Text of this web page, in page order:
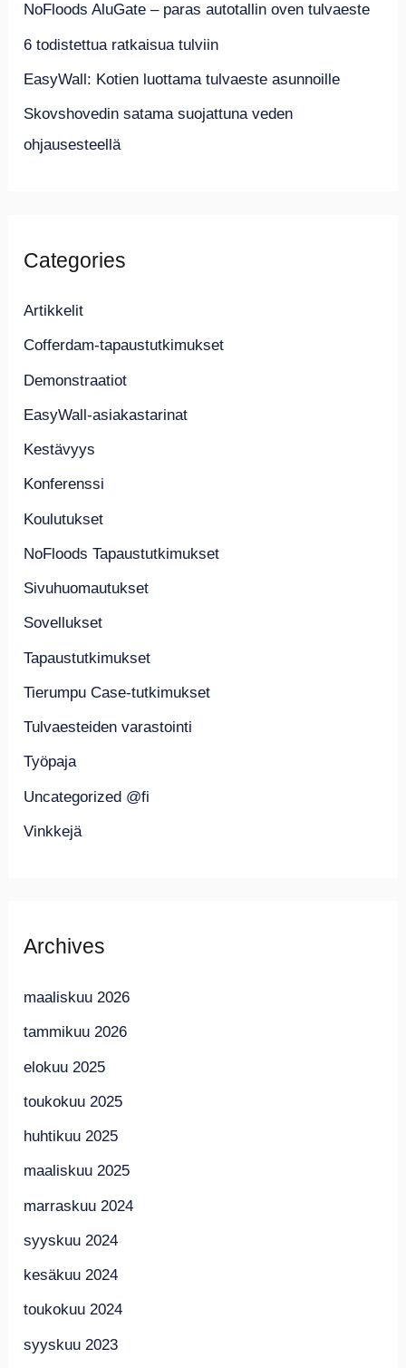
r
:
NoFloods AluGate – paras autotallin oven tulvaeste
6 todistettua ratkaisua tulviin
EasyWall: Kotien luottama tulvaeste asunnoille
Skovshovedin satama suojattuna veden
ohjausesteellä
Categories
Artikkelit
Cofferdam-tapaustutkimukset
Demonstraatiot
EasyWall-asiakastarinat
Kestävyys
Konferenssi
Koulutukset
NoFloods Tapaustutkimukset
Sivuhuomautukset
Sovellukset
Tapaustutkimukset
Tierumpu Case-tutkimukset
Tulvaesteiden varastointi
Työpaja
Uncategorized @fi
Vinkkejä
Archives
maaliskuu 2026
tammikuu 2026
elokuu 2025
toukokuu 2025
huhtikuu 2025
maaliskuu 2025
marraskuu 2024
syyskuu 2024
kesäkuu 2024
toukokuu 2024
syyskuu 2023